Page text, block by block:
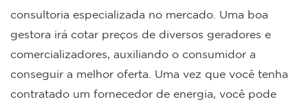
consultoria especializada no mercado. Uma boa
gestora irá cotar preços de diversos geradores e
comercializadores, auxiliando o consumidor a
conseguir a melhor oferta. Uma vez que você tenha
contratado um fornecedor de energia, você pode